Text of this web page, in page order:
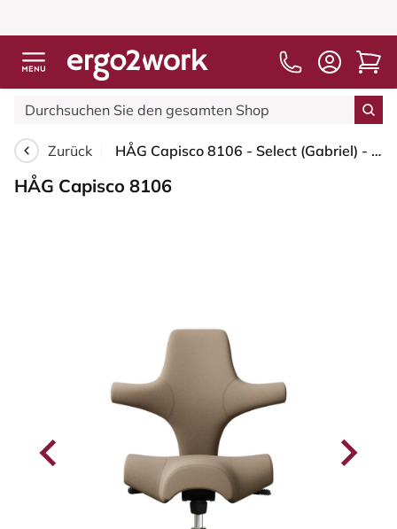
Zurück HÅG Capisco 8106 - Select (Gabriel) - Wolle / Polyamid - SC61184 - Light brown - Moss Grey - 200 mm (Sitzhöhe 46-64cm) - Bodengleiter
HÅG Capisco 8106